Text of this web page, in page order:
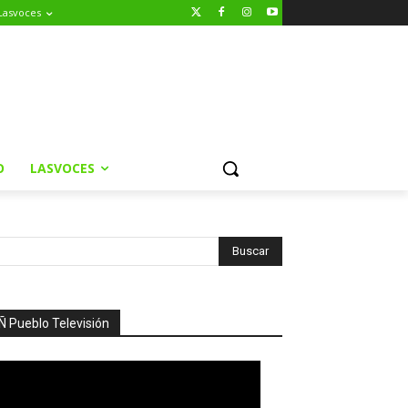
LASVOCES
Ñ Pueblo Televisión